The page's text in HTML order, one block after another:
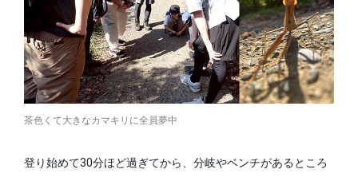
茶色くて大きなカマキリに全員夢中
登り始めて30分ほど過ぎてから、分岐やベンチがあるところ